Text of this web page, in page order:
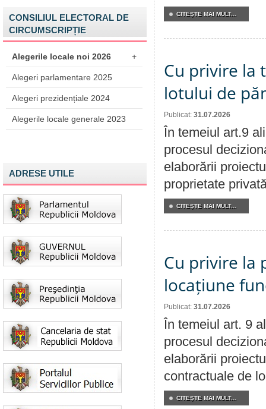
CONSILIUL ELECTORAL DE
CIRCUMSCRIPȚIE
Alegerile locale noi 2026 +
Alegeri parlamentare 2025
Alegeri prezidențiale 2024
Alegerile locale generale 2023
ADRESE UTILE
CITEŞTE MAI MULT...
Cu privire la
lotului de
Publicat: 31.07.2026
În temeiul art.9
procesul
elaborării
proprietate
CITEŞTE MAI MULT...
Cu privire la
locațiune
Publicat: 31.07.2026
În temeiul art. 9
procesul
elaborării
contractuale de
CITEŞTE MAI MULT...